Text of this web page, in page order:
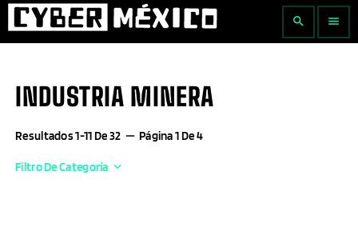
search menu
INDUSTRIA MINERA
Resultados 1-11 De 32 remove Página 1 De 4
Filtro De Categoría keyboard_arrow_down